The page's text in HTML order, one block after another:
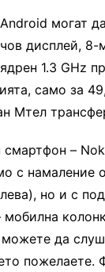
могат
дисплей, 8-
1.3 GHz
само за
Мтел
смартфон –
с намаление
но и с
мобилна
можете да
пожелаете.